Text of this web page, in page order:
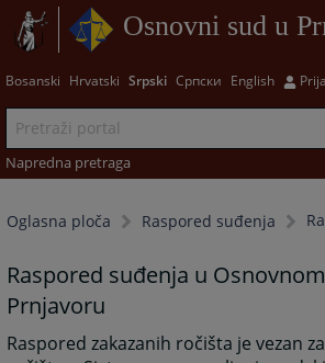
Osnovni sud u
Bosanski Hrvatski Srpski Српски English
Napredna pretraga
Oglasna ploča Raspored suđenja
Raspored suđenja u
Prnjavoru
Raspored zakazanih ročišta je vezan